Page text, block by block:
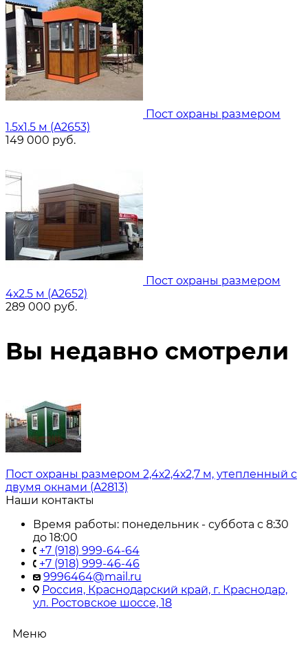
Пост охраны размером
1.5х1.5 м (A2653)
149 000 руб.
Пост охраны размером
4х2.5 м (A2652)
289 000 руб.
Вы недавно смотрели
Пост охраны размером 2,4х2,4х2,7 м, утепленный с
двумя окнами (A2813)
Наши контакты
Время работы: понедельник - суббота с 8:30
до 18:00
+7 (918) 999-64-64
+7 (918) 999-46-46
9996464@mail.ru
Россия, Краснодарский край, г. Краснодар,
ул. Ростовское шоссе, 18
Меню